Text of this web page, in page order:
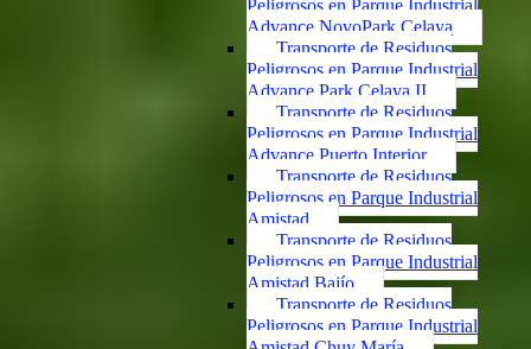
Peligrosos en Parque Industrial
Advance NovoPark Celaya
Transporte de Residuos
Peligrosos en Parque Industrial
Advance Park Celaya II
Transporte de Residuos
Peligrosos en Parque Industrial
Advance Puerto Interior
Transporte de Residuos
Peligrosos en Parque Industrial
Amistad
Transporte de Residuos
Peligrosos en Parque Industrial
Amistad Bajío
Transporte de Residuos
Peligrosos en Parque Industrial